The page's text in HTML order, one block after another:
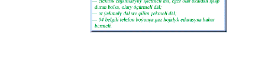
aýdym-tans we folklor etnografiýa
topary hem milli däp-dessurlarymyzyň,